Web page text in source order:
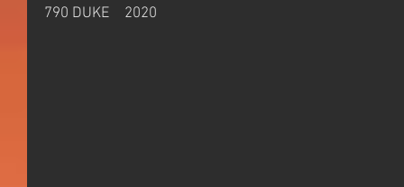
790 DUKE　2020